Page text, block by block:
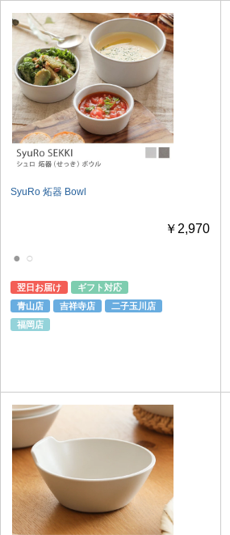
SyuRo 炻器 Bowl
￥2,970
● ○
翌日お届け
ギフト対応
青山店
吉祥寺店
二子玉川店
福岡店